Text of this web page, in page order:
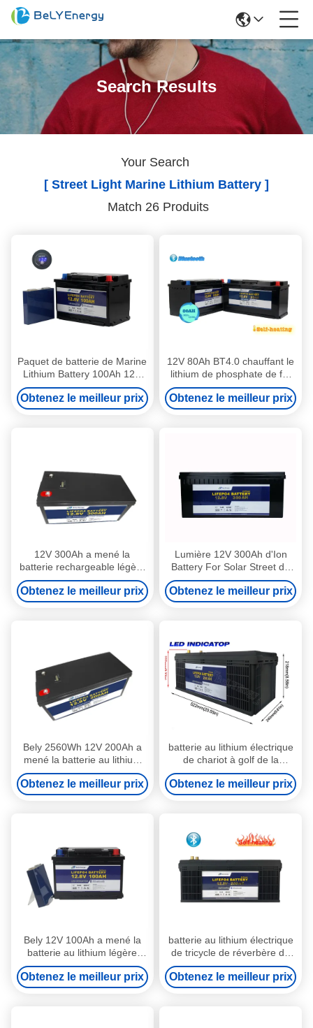
Search Results
Your Search
[ Street Light Marine Lithium Battery ]
Match 26 Produits
Paquet de batterie de Marine
Lithium Battery 100Ah 12V
Lifepo4 de réverbère avec
l'affichage
Obtenez le meilleur prix
12V 80Ah BT4.0 chauffant le
lithium de phosphate de fer
de Marine Lithium Battery
Camping Car
Obtenez le meilleur prix
12V 300Ah a mené la
batterie rechargeable légère
Motorhome Marine Lithium
Battery
Obtenez le meilleur prix
Lumière 12V 300Ah d'Ion
Battery For Solar Street de
lithium de capacité élevée
Obtenez le meilleur prix
Bely 2560Wh 12V 200Ah a
mené la batterie au lithium
légère pour le panneau
solaire
Obtenez le meilleur prix
batterie au lithium électrique
de chariot à golf de la
batterie au lithium de chariot
de golf de 12V 200Ah LED
Obtenez le meilleur prix
Bely 12V 100Ah a mené la
batterie au lithium légère
pour des fauteuils roulants
d'Elecric
Obtenez le meilleur prix
batterie au lithium électrique
de tricycle de réverbère de
piles à basse température de
12V 200Ah
Obtenez le meilleur prix